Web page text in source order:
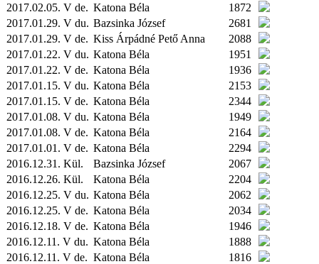
2017.02.05. V de. Katona Béla
1872
2017.01.29. V du. Bazsinka József
2681
2017.01.29. V de. Kiss Árpádné Pető Anna
2088
2017.01.22. V du. Katona Béla
1951
2017.01.22. V de. Katona Béla
1936
2017.01.15. V du. Katona Béla
2153
2017.01.15. V de. Katona Béla
2344
2017.01.08. V du. Katona Béla
1949
2017.01.08. V de. Katona Béla
2164
2017.01.01. V de. Katona Béla
2294
2016.12.31. Kül. Bazsinka József
2067
2016.12.26. Kül. Katona Béla
2204
2016.12.25. V du. Katona Béla
2062
2016.12.25. V de. Katona Béla
2034
2016.12.18. V de. Katona Béla
1946
2016.12.11. V du. Katona Béla
1888
2016.12.11. V de. Katona Béla
1816